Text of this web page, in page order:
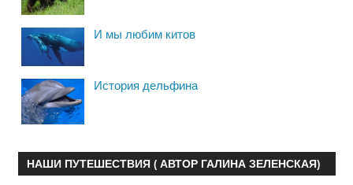
И мы любим китов
История дельфина
НАШИ ПУТЕШЕСТВИЯ ( АВТОР ГАЛИНА ЗЕЛЕНСКАЯ)